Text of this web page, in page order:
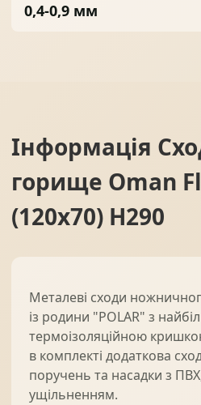
0,4-0,9 мм
Інформація
горище Oman
(120x70) H290
Металеві сходи
із родини "POLAR" з
термоізоляційною
в комплекті додаткова
поручень та насадки з
ущільненням.